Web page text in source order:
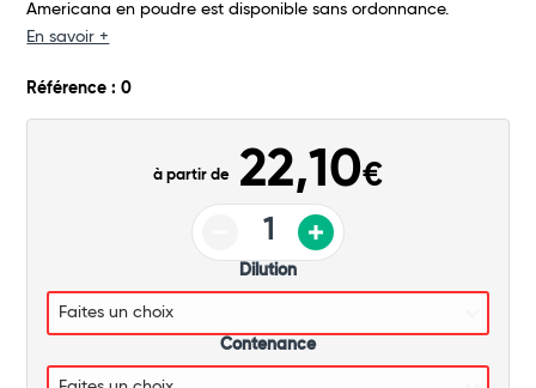
Total
Americana en poudre est disponible sans ordonnance.
En savoir +
Référence : 0
à partir de 22,10€
Dilution
Contenance